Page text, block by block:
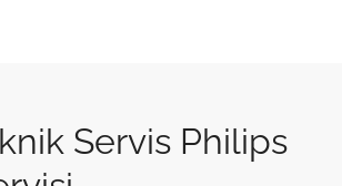
Servis Philips